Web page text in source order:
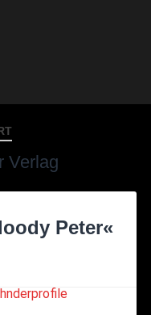
Verlag
Peter«